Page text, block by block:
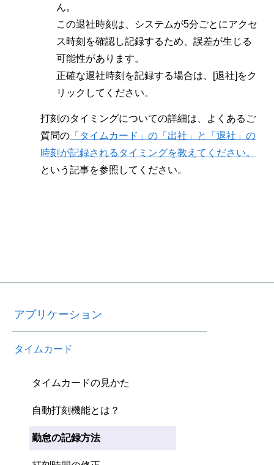
ん。
この退社時刻は、システムが5分ごとにアクセ
ス時刻を確認し記録するため、誤差が生じる
可能性があります。
正確な退社時刻を記録する場合は、[退社]をク
リックしてください。
打刻のタイミングについての詳細は、よくあるご
質問の 「タイムカード」の「出社」と「退社」の
時刻が記録されるタイミングを教えてください。
という記事を参照してください。
アプリケーション
タイムカード
タイムカードの見かた
自動打刻機能とは？
勤怠の記録方法